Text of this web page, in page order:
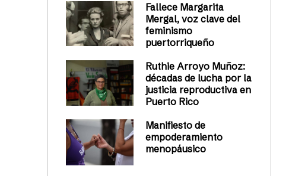
Fallece Margarita
Mergal, voz clave del
feminismo
puertorriqueño
Ruthie Arroyo Muñoz:
décadas de lucha por la
justicia reproductiva en
Puerto Rico
Manifiesto de
empoderamiento
menopáusico